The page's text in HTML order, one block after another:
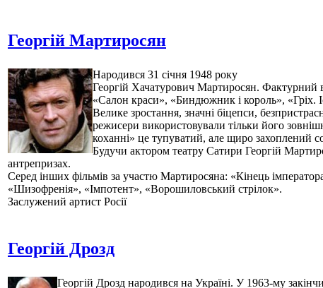
Георгій Мартиросян
Народився 31 січня 1948 року
Георгій Хачатурович Мартиросян. Фактурний
«Салон краси», «Биндюжник і король», «Гріх.
Велике зростання, значні біцепси,
режисери використовували тільки його
коханні» це тупуватий, але щиро захоплений
Будучи актором театру Сатири Георгій
антрепризах.
Серед інших фільмів за участю Мартиросяна: «Кінець
«Шизофренія», «Імпотент», «Ворошиловський стрілок».
Заслужений артист Росії
Георгій Дрозд
Георгій Дрозд народився на Україні. У 1963-му